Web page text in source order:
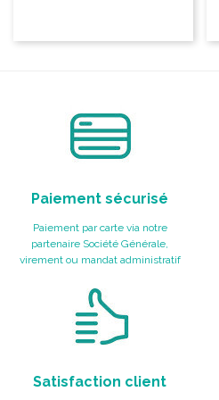
Paiement sécurisé
Paiement par carte via notre
partenaire Société Générale,
virement ou mandat administratif
Satisfaction client